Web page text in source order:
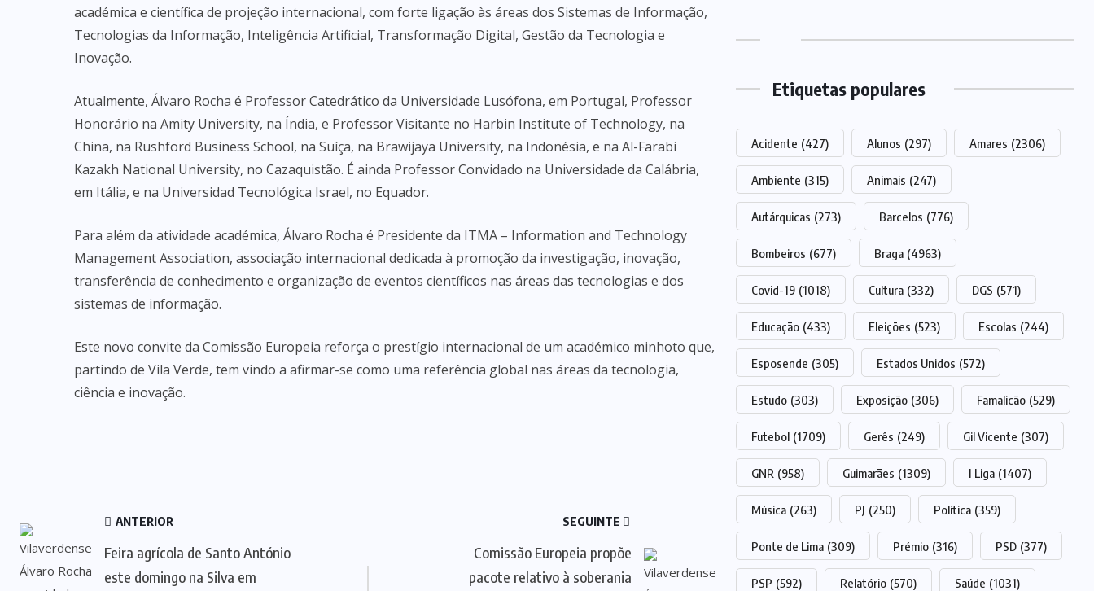
académica e científica de projeção internacional, com forte ligação às áreas dos Sistemas de Informação,
Tecnologias da Informação, Inteligência Artificial, Transformação Digital, Gestão da Tecnologia e
Inovação.
Atualmente, Álvaro Rocha é Professor Catedrático da Universidade Lusófona, em Portugal, Professor
Honorário na Amity University, na Índia, e Professor Visitante no Harbin Institute of Technology, na
China, na Rushford Business School, na Suíça, na Brawijaya University, na Indonésia, e na Al-Farabi
Kazakh National University, no Cazaquistão. É ainda Professor Convidado na Universidade da Calábria,
em Itália, e na Universidad Tecnológica Israel, no Equador.
Para além da atividade académica, Álvaro Rocha é Presidente da ITMA – Information and Technology
Management Association, associação internacional dedicada à promoção da investigação, inovação,
transferência de conhecimento e organização de eventos científicos nas áreas das tecnologias e dos
sistemas de informação.
Este novo convite da Comissão Europeia reforça o prestígio internacional de um académico minhoto que,
partindo de Vila Verde, tem vindo a afirmar-se como uma referência global nas áreas da tecnologia,
ciência e inovação.
ANTERIOR
Feira agrícola de Santo António
este domingo na Silva em
SEGUINTE
Comissão Europeia propõe
pacote relativo à soberania
Etiquetas populares
Acidente (427) Alunos (297) Amares (2306)
Ambiente (315) Animais (247)
Autárquicas (273) Barcelos (776)
Bombeiros (677) Braga (4963)
Covid-19 (1018) Cultura (332) DGS (571)
Educação (433) Eleições (523) Escolas (244)
Esposende (305) Estados Unidos (572)
Estudo (303) Exposição (306) Famalicão (529)
Futebol (1709) Gerês (249) Gil Vicente (307)
GNR (958) Guimarães (1309) I Liga (1407)
Música (263) PJ (250) Política (359)
Ponte de Lima (309) Prémio (316) PSD (377)
PSP (592) Relatório (570) Saúde (1031)